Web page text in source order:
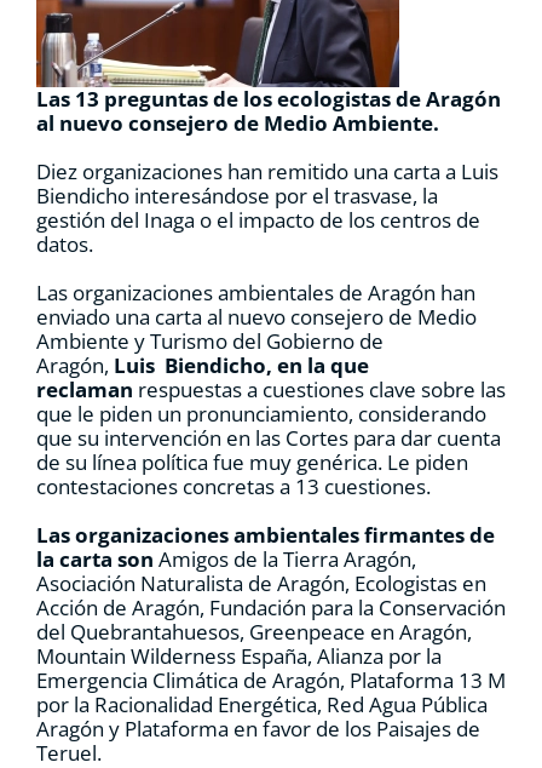
RECURSOS
NOTICIAS
CONTACTO
Las 13 preguntas de los ecologistas de Aragón
al nuevo consejero de Medio Ambiente.
Diez organizaciones han remitido una carta a Luis
Biendicho interesándose por el trasvase, la
gestión del Inaga o el impacto de los centros de
datos.
Las organizaciones ambientales de Aragón han
enviado una carta al nuevo consejero de Medio
Ambiente y Turismo del Gobierno de
Aragón, Luis Biendicho, en la que
reclaman respuestas a cuestiones clave sobre las
que le piden un pronunciamiento, considerando
que su intervención en las Cortes para dar cuenta
de su línea política fue muy genérica. Le piden
contestaciones concretas a 13 cuestiones.
Las organizaciones ambientales firmantes de
la carta son Amigos de la Tierra Aragón,
Asociación Naturalista de Aragón, Ecologistas en
Acción de Aragón, Fundación para la Conservación
del Quebrantahuesos, Greenpeace en Aragón,
Mountain Wilderness España, Alianza por la
Emergencia Climática de Aragón, Plataforma 13 M
por la Racionalidad Energética, Red Agua Pública
Aragón y Plataforma en favor de los Paisajes de
Teruel.